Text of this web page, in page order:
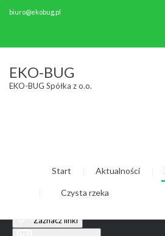
Odwróć kolory
Wysokie nasycenie
Zaznacz linki
biuro@ekobug.pl
EKO-BUG
EKO-BUG Spółka z o.o.
Start Aktualności
Czysta rzeka